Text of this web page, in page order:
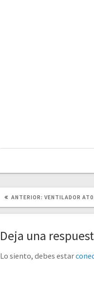
ANTERIOR: POST
VENTILADOR
Deja una
Lo siento, debes estar